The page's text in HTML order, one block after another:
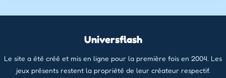
Universflash
Le site a été créé et mis en ligne pour la première fois en 2004. Les
jeux présents restent la propriété de leur créateur respectif.